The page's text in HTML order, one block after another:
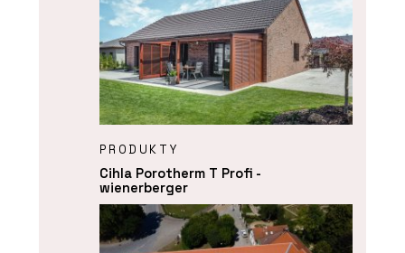
PRODUKTY
Cihla Porotherm T Profi -
wienerberger